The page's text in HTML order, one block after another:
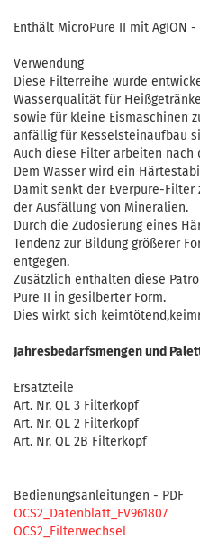
Enthält MicroPure II mit AgION -
Verwendung
Diese Filterreihe wurde
Wasserqualität für
sowie für kleine Eismaschinen
anfällig für Kesselsteinaufbau
Auch diese Filter arbeiten nach
Dem Wasser wird ein
Damit senkt der Everpure-Filter
der Ausfällung von Mineralien.
Durch die Zudosierung eines
Tendenz zur Bildung größerer
entgegen.
Zusätzlich enthalten diese
Pure II in gesilberter Form.
Dies wirkt sich
Jahresbedarfsmengen und
Ersatzteile
Art. Nr. QL 3 Filterkopf
Art. Nr. QL 2 Filterkopf
Art. Nr. QL 2B Filterkopf
Bedienungsanleitungen - PDF
OCS2_Datenblatt_EV961807
OCS2_Filterwechsel